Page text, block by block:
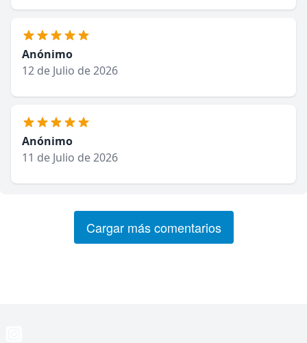
Anónimo
12 de Julio de 2026
Anónimo
11 de Julio de 2026
Cargar más comentarios